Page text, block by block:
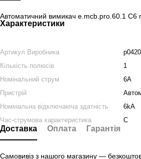
Автоматичний вимикач e.mcb.pro.60.1 C6
Характеристики
Артикул Виробника
Кількість полюсів
1
Номінальний струм
6A
Пристрій
Номінальна відключаюча здатність
6kA
Час-струмова характеристика
C
Доставка Оплата Гарантія
Самовивіз з нашого магазину —